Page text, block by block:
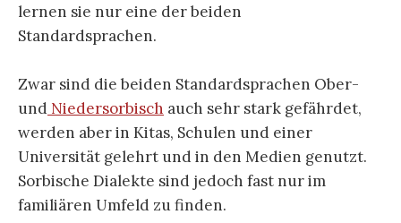
lernen sie nur eine der beiden
Standardsprachen.
Zwar sind die beiden Standardsprachen Ober-
und Niedersorbisch auch sehr stark gefährdet,
werden aber in Kitas, Schulen und einer
Universität gelehrt und in den Medien genutzt.
Sorbische Dialekte sind jedoch fast nur im
familiären Umfeld zu finden.